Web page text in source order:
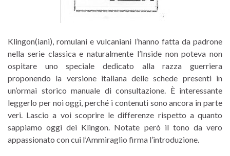
Klingon(iani), romulani e vulcaniani l’hanno fatta da padrone
nella serie classica e naturalmente l’Inside non poteva non
ospitare uno speciale dedicato alla razza guerriera
proponendo la versione italiana delle schede presenti in
un’ormai storico manuale di consultazione. È interessante
leggerlo per noi oggi, perché i contenuti sono ancora in parte
veri. Lascio a voi scoprire le differenze rispetto a quanto
sappiamo oggi dei Klingon. Notate però il tono da vero
appassionato con cui l’Ammiraglio firma l’introduzione.